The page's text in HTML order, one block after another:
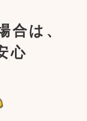
合は、
心